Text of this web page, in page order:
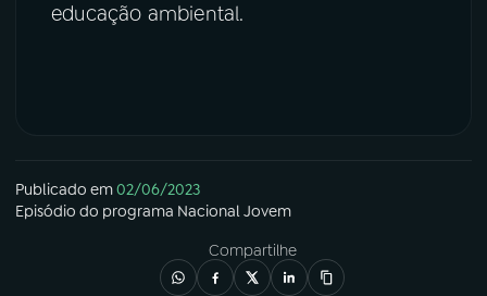
educação ambiental.
Publicado em02/06/2023
Episódio do programa Nacional Jovem
Compartilhe